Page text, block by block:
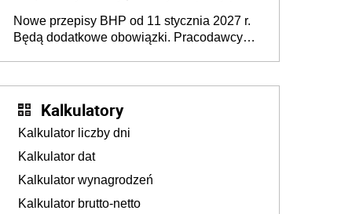
osoby neuroatypowe. Powstanie Fundusz
na rzecz Inkluzywności w Zatrudnianiu?
Nowe przepisy BHP od 11 stycznia 2027 r.
Będą dodatkowe obowiązki. Pracodawcy
Kalkulatory
Kalkulator liczby dni
Kalkulator dat
Kalkulator wynagrodzeń
Kalkulator brutto-netto